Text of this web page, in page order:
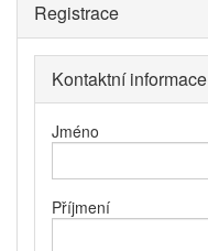
Registrace
Kontaktní informace
Jméno
Příjmení